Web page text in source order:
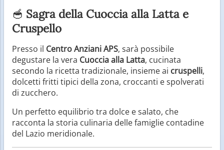
🥣 Sagra della Cuoccia alla Latta e
Cruspello
Presso il Centro Anziani APS, sarà possibile
degustare la vera Cuoccia alla Latta, cucinata
secondo la ricetta tradizionale, insieme ai cruspelli,
dolcetti fritti tipici della zona, croccanti e spolverati
di zucchero.
Un perfetto equilibrio tra dolce e salato, che
racconta la storia culinaria delle famiglie contadine
del Lazio meridionale.